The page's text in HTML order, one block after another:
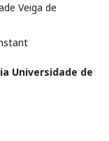
Veiga de
Universidade de